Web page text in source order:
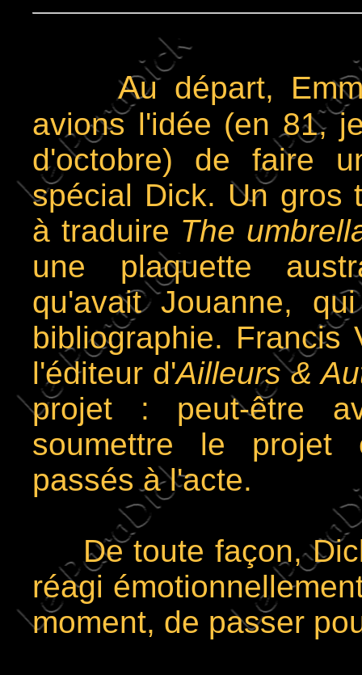
Au départ,
avions l'idée (en 81,
d'octobre) de faire
spécial Dick. Un gros
à traduire The
une plaquette
qu'avait Jouanne,
bibliographie. Francis
l'éditeur d'Ailleurs &
projet : peut-être
soumettre le projet
passés à l'acte.
De toute façon,
réagi
moment, de passer